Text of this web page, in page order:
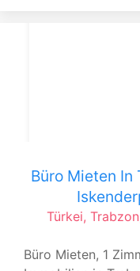
Büro Mieten In
Türkei,
Büro Mieten, 1